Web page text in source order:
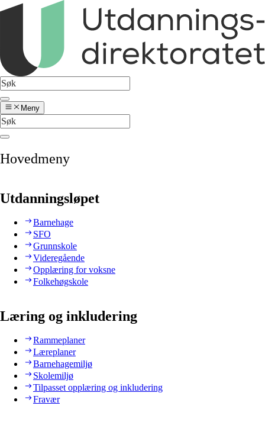
Meny
Hovedmeny
Utdanningsløpet
Barnehage
SFO
Grunnskole
Videregående
Opplæring for voksne
Folkehøgskole
Læring og inkludering
Rammeplaner
Læreplaner
Barnehagemiljø
Skolemiljø
Tilpasset opplæring og inkludering
Fravær